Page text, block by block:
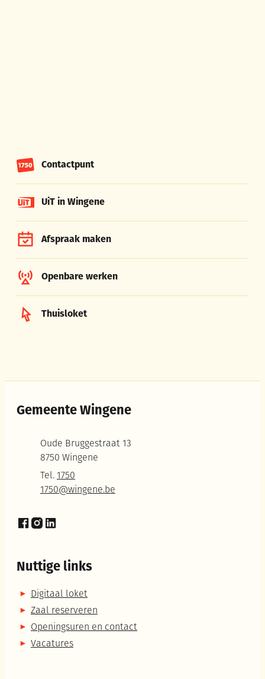
Contactpunt
UiT in Wingene
Afspraak maken
Openbare werken
Thuisloket
Gemeente Wingene
Oude Bruggestraat 13
,8750 Wingene
1750
E-mail1750@wingene.be
Nuttige links
Digitaal loket
Zaal reserveren
Openingsuren en contact
Vacatures
Facebook
Instagram
LinkedIn